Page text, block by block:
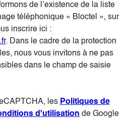
de l’existence de la liste
téléphonique « Bloctel », sur
inscrire ici :
. Dans le cadre de la protection
nous vous invitons à ne pas
dans le champ de saisie
les Politiques de
d'utilisation de Google